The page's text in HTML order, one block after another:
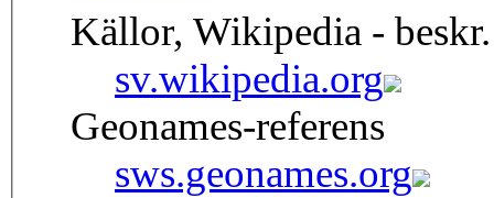
Källor, Wikipedia -
sv.wikipedia.org
Geonames-referens
sws.geonames.org